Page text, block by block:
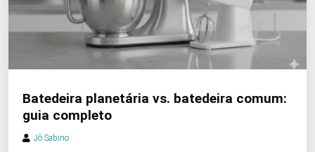
Batedeira planetária vs. batedeira comum:
guia completo
Jô Sabino